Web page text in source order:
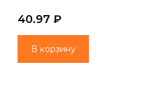
40.97 ₽
В корзину